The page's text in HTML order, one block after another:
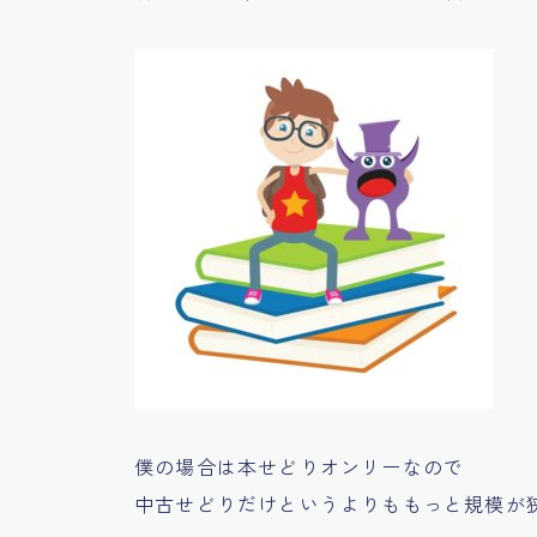
僕の場合は本せどりオンリーなので
中古せどりだけというよりももっと規模が